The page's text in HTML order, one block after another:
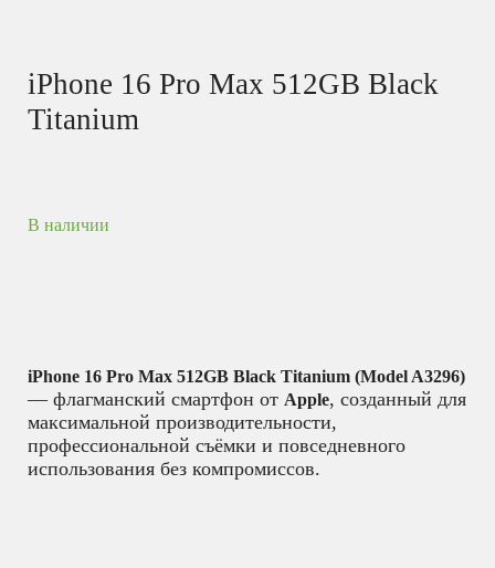
iPhone 16 Pro Max 512GB Black
Titanium
В наличии
iPhone 16 Pro Max 512GB Black Titanium (Model A3296)
— флагманский смартфон от Apple, созданный для
максимальной производительности,
профессиональной съёмки и повседневного
использования без компромиссов.